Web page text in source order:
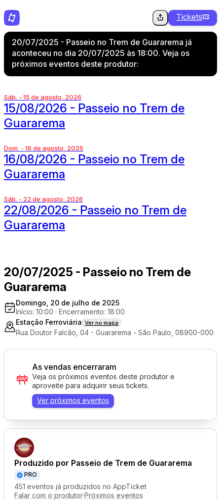
Tickets
20/07/2025 - Passeio no Trem de Guararema já
aconteceu no dia 20/07/2025 às 18:00. Veja os
próximos eventos deste produtor:
Sáb. - 15 de agosto, 2026
15/08/2026 - Passeio no Trem de
Guararema
Dom. - 16 de agosto, 2026
16/08/2026 - Passeio no Trem de
Guararema
Sáb. - 22 de agosto, 2026
22/08/2026 - Passeio no Trem de
Guararema
20/07/2025 - Passeio no Trem de
Guararema
Domingo, 20 de julho de 2025
Início: 10:00 · Encerramento: 18:00
Estação Ferroviária Ver no mapa
Rua Doutor Falcão, 04 - Guararema - São Paulo, 08900-000
Produzido por Passeio de Trem de Guararema
PRO
451 eventos já produzidos no AppTicket
Falar com o produtor·Próximos eventos
As vendas encerraram
Veja os próximos eventos deste produtor e
aproveite para adquirir seus tickets.
Ver próximos eventos